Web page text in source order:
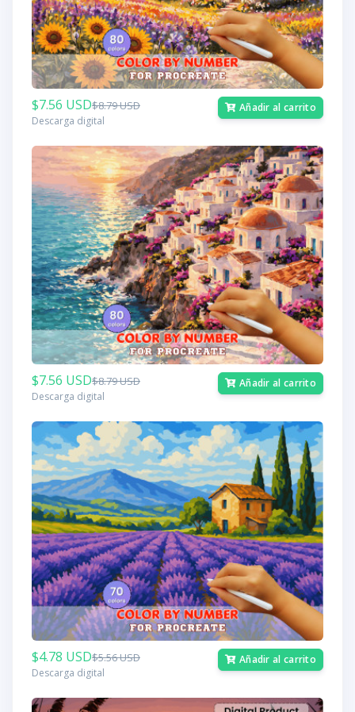
$7.56 USD$8.79 USD
Descarga digital
Añadir al carrito
$7.56 USD$8.79 USD
Descarga digital
Añadir al carrito
$4.78 USD$5.56 USD
Descarga digital
Añadir al carrito